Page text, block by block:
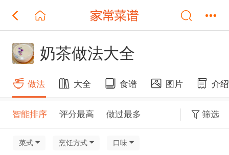
奶茶做法大全
做法 大全 食谱 图片 介绍
智能排序 评分最高 做过最多 筛选
菜式 烹饪方式 口味